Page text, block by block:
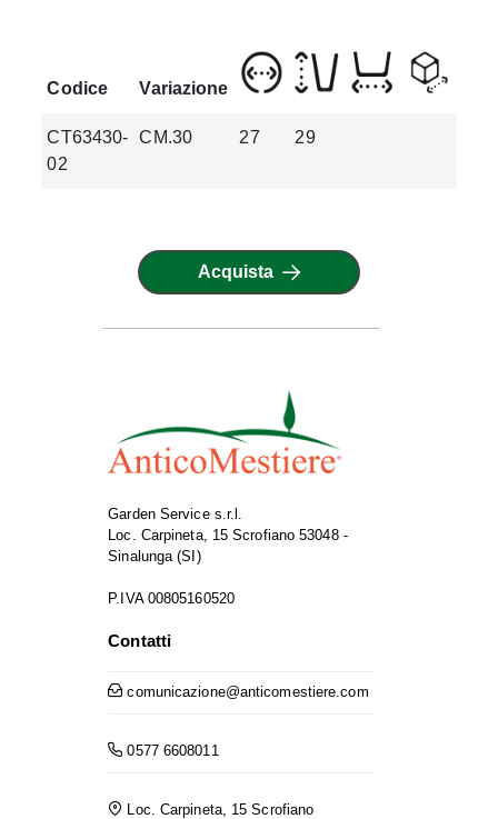
Codice Variazione
CT63430-
02
CM.30 27 29
Acquista
Garden Service s.r.l.
Loc. Carpineta, 15 Scrofiano 53048 -
Sinalunga (SI)
P.IVA 00805160520
Contatti
comunicazione@anticomestiere.com
0577 6608011
Loc. Carpineta, 15 Scrofiano